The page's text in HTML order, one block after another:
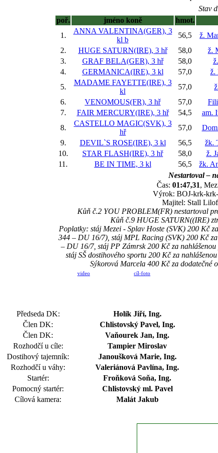
Stav
poř.
jméno koně
hmot.
1.
ANNA VALENTINA(GER), 3
kl b
56,5
ž.
2.
HUGE SATURN(IRE), 3 hř 58,0
ž.
3.
GRAF BELA(GER), 3 hř 58,0
4.
GERMANICA(IRE), 3 kl 57,0
ž.
5.
MADAME FAYETTE(IRE), 3
kl
57,0
6.
VENOMOUS(FR), 3 hř 57,0
7.
FAIR MERCURY(IRE), 3 hř 54,5
am.
8.
CASTELLO MAGIC(SVK), 3
hř
57,0
9.
DEVIL`S ROSE(IRE), 3 kl 56,5
žk.
10.
STAR FLASH(IRE), 3 hř 58,0
ž.
11.
BE IN TIME, 3 kl 56,5
žk.
Nestartoval –
Čas: 01:47,31,
Výrok: BOJ-krk-
Majitel: Stall
Kůň č.2 YOU PROBLEM(FR) nestartoval
Kůň č.9 HUGE SATURN((IRE)
Poplatky: stáj Mezei - Splav Hoste (SVK) 200 Kč
344 – DU 16/7), stáj MPL Racing (SVK) 200 Kč
– DU 16/7, stáj PP Zámrsk 200 Kč za
stáj SŠ dostihového sportu 200 Kč za
Sýkorová Marcela 400 Kč za
video cíl-foto
Předseda DK:
Holík Jiří, Ing.
Člen DK:
Chlistovský Pavel, Ing.
Člen DK:
Vaňourek Jan, Ing.
Rozhodčí u cíle:
Tampier Miroslav
Dostihový tajemník:
Janoušková Marie, Ing.
Rozhodčí u váhy:
Valeriánová Pavlína, Ing.
Startér:
Froňková Soňa, Ing.
Pomocný startér:
Chlistovský ml. Pavel
Cílová kamera:
Malát Jakub